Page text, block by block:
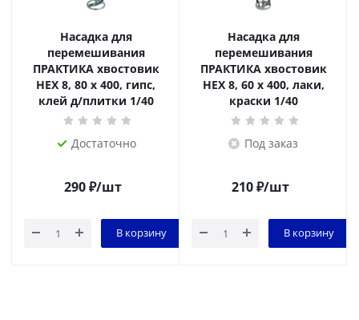
Насадка для
перемешивания
ПРАКТИКА хвостовик
НЕХ 8, 80 х 400, гипс,
клей д/плитки 1/40
Достаточно
290₽/шт
В корзину
Насадка для
перемешивания
ПРАКТИКА хвостовик
НЕХ 8, 60 х 400, лаки,
краски 1/40
Под заказ
210₽/шт
В корзину